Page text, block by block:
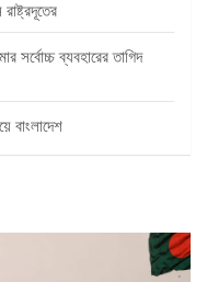
সর্বোচ্চ ব্যবহারের তাগিদ
বাংলাদেশ